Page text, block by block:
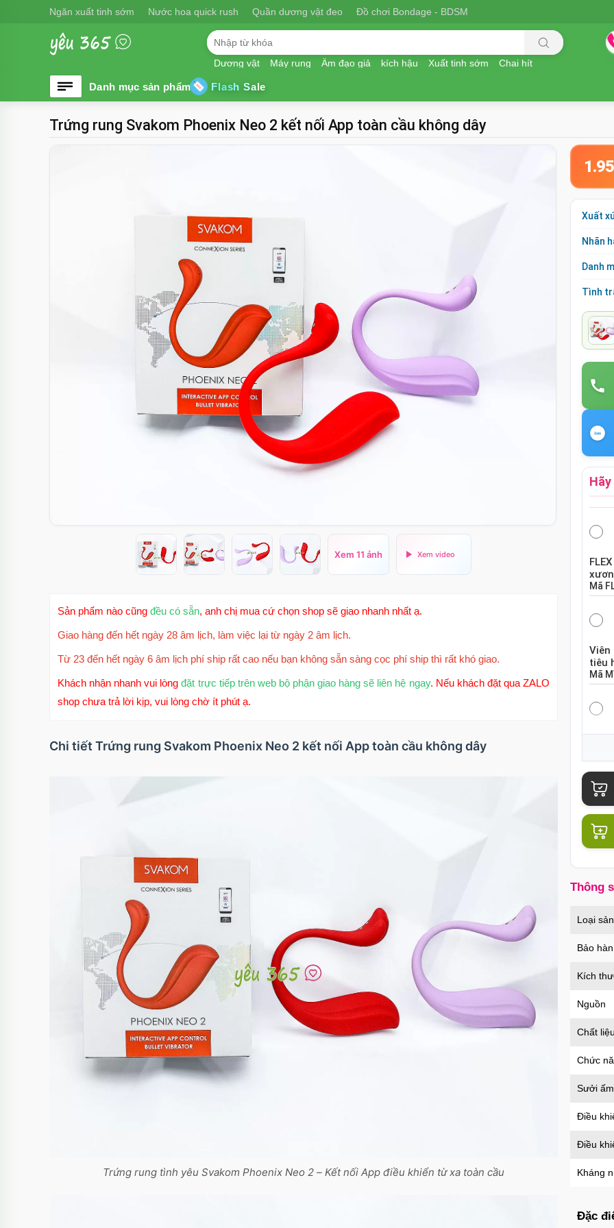
Ngăn xuất tinh sớm Nước hoa quick rush Quần dương vật đeo Đồ chơi Bondage - BDSM
Dương vật Máy rung Âm đạo giả kích hậu Xuất tinh sớm Chai hít
Flash Sale
Trứng rung Svakom Phoenix Neo 2 kết nối App toàn cầu không dây
Xem 11 ảnh
Xuất
Nhãn
Danh
Tình
Mã
Viên
tiêu
Mã
Mã
Bộ
Mã
Gel
Cu
Mã
Mã
Thông
Loại
Bảo
Kích
Nguồn
Chất liệu
Chức
Sưởi ấm
Điều
Điều
Kháng
Đặc
Sản phẩm nào cũng đều có sẵn, anh chị mua cứ chọn shop sẽ giao nhanh nhất ạ.
Giao hàng đến hết ngày 28 âm lịch, làm việc lại từ ngày 2 âm lịch.
Từ 23 đến hết ngày 6 âm lịch phí ship rất cao nếu bạn không sẵn sàng cọc phí ship thì rất khó giao.
Khách nhận nhanh vui lòngđặt trực tiếp trên web bộ phận giao hàng sẽ liên hệ ngay. Nếu khách đặt qua ZALO
shop chưa trả lời kịp, vui lòng chờ ít phút ạ.
Chi tiết Trứng rung Svakom Phoenix Neo 2 kết nối App toàn cầu không dây
Trứng rung tình yêu Svakom Phoenix Neo 2 – Kết nối App điều khiển từ xa toàn cầu